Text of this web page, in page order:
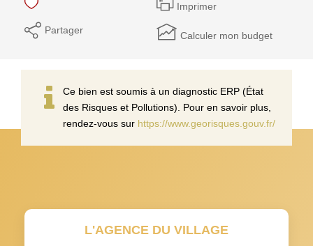
Imprimer
Partager Calculer mon budget
Ce bien est soumis à un diagnostic ERP (État
des Risques et Pollutions). Pour en savoir plus,
rendez-vous sur https://www.georisques.gouv.fr/
L'AGENCE DU VILLAGE